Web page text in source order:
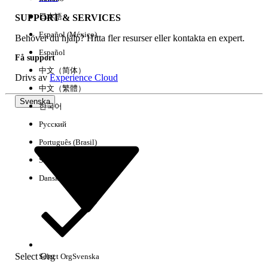
Rensa alla Klart
Här är några söktips
Kontrollera stavningen av dina nyckelord.
SUPPORT & SERVICES
Behöver du hjälp? Hitta fler resurser eller kontakta en expert.
Få support
Drivs avExperience Cloud
Svenska
Select Org
日本語
Español (México)
Español
中文（简体）
中文（繁體）
한국어
Русский
Português (Brasil)
Suomi
Dansk
Select OrgSvenska